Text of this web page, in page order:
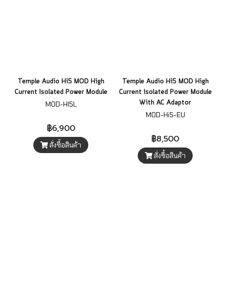
Temple Audio Hi5 MOD High
Current Isolated Power Module
MOD-HI5L
฿6,900
สั่งซื้อสินค้า
Temple Audio Hi5 MOD High
Current Isolated Power Module
With AC Adaptor
MOD-Hi5-EU
฿8,500
สั่งซื้อสินค้า